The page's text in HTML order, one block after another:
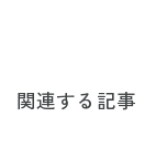
関連する記事